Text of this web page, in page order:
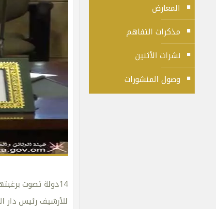
14دولة تصوت
للأرشيف رئيس دار
المعارض
مذكرات التفاهم
نشرات الأثنين
وصول المنشورات